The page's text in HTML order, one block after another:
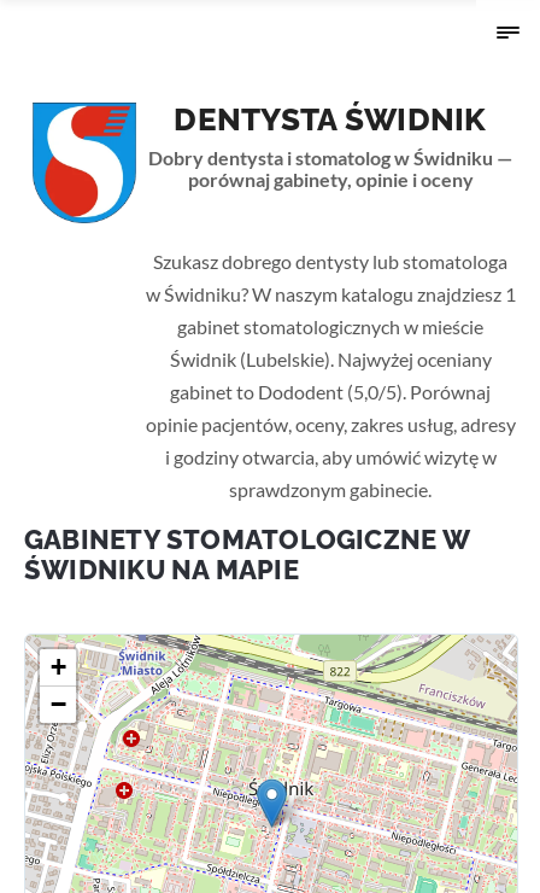
DENTYSTA ŚWIDNIK
Dobry dentysta i stomatolog w Świdniku —
porównaj gabinety, opinie i oceny
Szukasz dobrego dentysty lub stomatologa
w Świdniku? W naszym katalogu znajdziesz 1
gabinet stomatologicznych w mieście
Świdnik (Lubelskie). Najwyżej oceniany
gabinet to Dododent (5,0/5). Porównaj
opinie pacjentów, oceny, zakres usług, adresy
i godziny otwarcia, aby umówić wizytę w
sprawdzonym gabinecie.
GABINETY STOMATOLOGICZNE W
ŚWIDNIKU NA MAPIE
+
−